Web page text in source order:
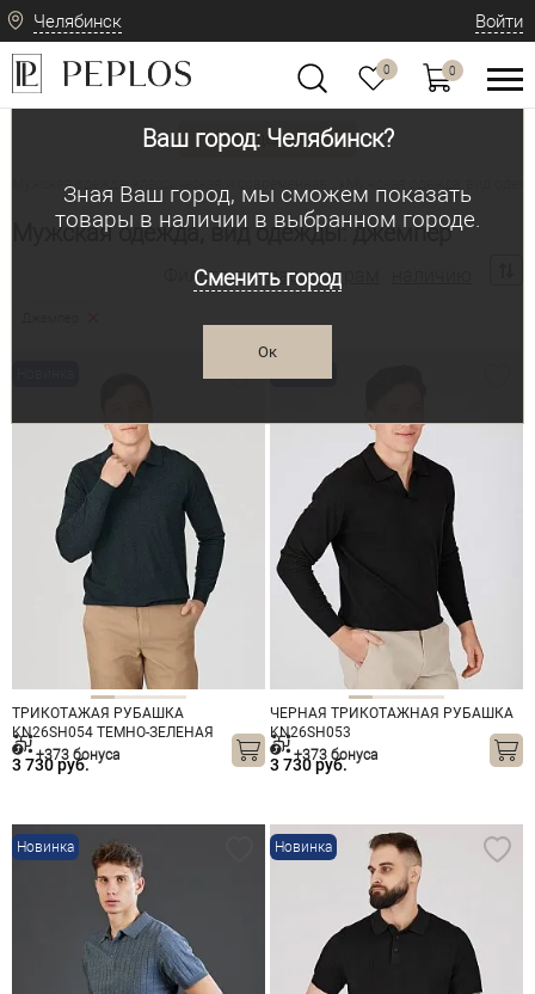
Челябинск
Ваш город: Челябинск?
Зная Ваш город, мы сможем показать
товары в наличии в выбранном городе.
Сменить город
Ок
Войти
0 0
Вид одежды
Мужская одежда: классическая и современная
Мужская одежда, вид одежды: джемпер
Фильтр по: параметрам
ТРИКОТАЖАЯ РУБАШКА
KN26SH054 ТЕМНО-ЗЕЛЕНАЯ
3 730 руб.
+373 бонуса
ЧЕРНАЯ ТРИКОТАЖНАЯ РУБАШКА
KN26SH053
3 730 руб.
+373 бонуса
Новинка Новинка